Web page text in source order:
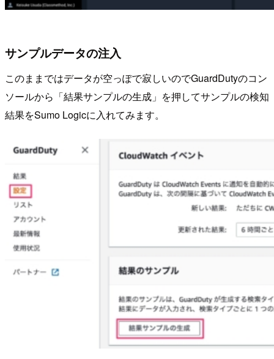
サンプルデータの注入
このままではデータが空っぽで寂しいのでGuardDutyのコン
ソールから「結果サンプルの生成」を押してサンプルの検知
結果をSumo Logicに入れてみます。